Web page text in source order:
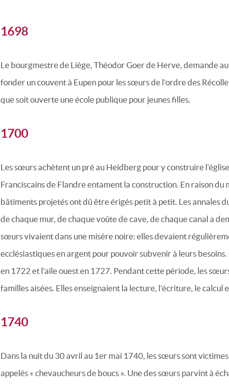
1698
Le bourgmestre de Liège, Théodor Goer de Herve, demande
fonder un couvent à Eupen pour les sœurs de l’ordre des
que soit ouverte une école publique pour jeunes filles.
1700
Les sœurs achètent un pré au Heidberg pour y construire
Franciscains de Flandre entament la construction. En raison du
bâtiments projetés ont dû être érigés petit à petit. Les annales
de chaque mur, de chaque voûte de cave, de chaque canal a
sœurs vivaient dans une misère noire: elles devaient
ecclésiastiques en argent pour pouvoir subvenir à leurs
en 1722 et l’aile ouest en 1727. Pendant cette période, les
familles aisées. Elles enseignaient la lecture, l’écriture, le calcul
1740
Dans la nuit du 30 avril au 1er mai 1740, les sœurs sont
appelés « chevaucheurs de boucs ». Une des sœurs parvint à